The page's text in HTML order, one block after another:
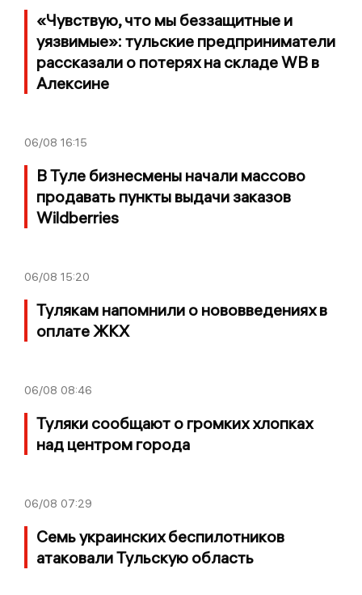
«Чувствую, что мы беззащитные и
уязвимые»: тульские предприниматели
рассказали о потерях на складе WB в
Алексине
06/08 16:15
В Туле бизнесмены начали массово
продавать пункты выдачи заказов
Wildberries
06/08 15:20
Тулякам напомнили о нововведениях в
оплате ЖКХ
06/08 08:46
Туляки сообщают о громких хлопках
над центром города
06/08 07:29
Семь украинских беспилотников
атаковали Тульскую область